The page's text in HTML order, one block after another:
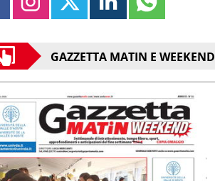
GAZZETTA MATIN E WEEKEND